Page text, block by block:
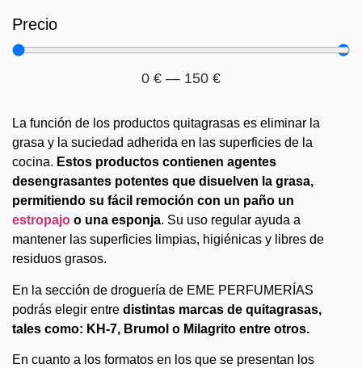
Precio
0 € — 150 €
La función de los productos quitagrasas es eliminar la
grasa y la suciedad adherida en las superficies de la
cocina. Estos productos contienen agentes
desengrasantes potentes que disuelven la grasa,
permitiendo su fácil remoción con un paño un
estropajo o una esponja. Su uso regular ayuda a
mantener las superficies limpias, higiénicas y libres de
residuos grasos.
En la sección de droguería de EME PERFUMERÍAS
podrás elegir entre distintas marcas de quitagrasas,
tales como: KH-7, Brumol o Milagrito entre otros.
En cuanto a los formatos en los que se presentan los